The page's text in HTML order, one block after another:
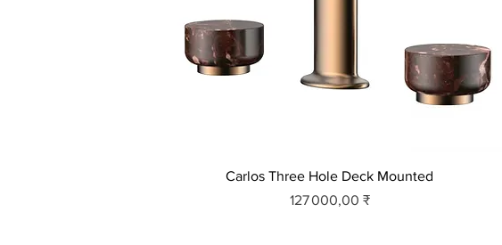
Carlos Three Hole Deck Mounted
Prix
127 000,00 ₹